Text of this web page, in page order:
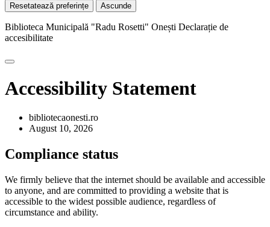
Resetatează preferințe Ascunde
Biblioteca Municipală "Radu Rosetti" Onești Declarație de
accesibilitate
Accessibility Statement
bibliotecaonesti.ro
August 10, 2026
Compliance status
We firmly believe that the internet should be available and accessible
to anyone, and are committed to providing a website that is
accessible to the widest possible audience, regardless of
circumstance and ability.